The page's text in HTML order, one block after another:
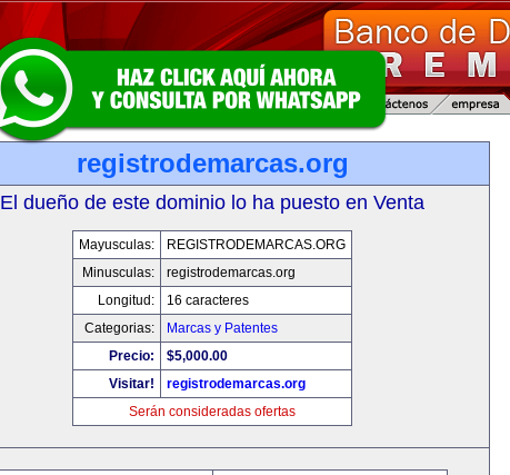
registrodemarcas.org
El dueño de este dominio lo ha puesto en Venta
Mayusculas:
REGISTRODEMARCAS.ORG
Minusculas:
registrodemarcas.org
Longitud:
16 caracteres
Categorias:
Marcas y Patentes
Precio:
$5,000.00
Visitar!
registrodemarcas.org
Serán consideradas ofertas